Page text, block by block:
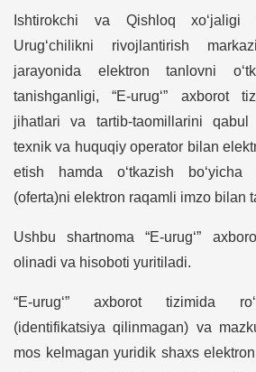
Ishtirokchi va Qishloq xo‘jaligi
Urug‘chilikni rivojlantirish
jarayonida elektron tanlovni
tanishganligi, “E-urug‘” axborot
jihatlari va tartib-taomillarini qabul
texnik va huquqiy operator bilan
etish hamda o‘tkazish bo‘yicha
(oferta)ni elektron raqamli imzo bilan
Ushbu shartnoma “E-urug‘”
olinadi va hisoboti yuritiladi.
“E-urug‘” axborot tizimida
(identifikatsiya qilinmagan) va
mos kelmagan yuridik shaxs